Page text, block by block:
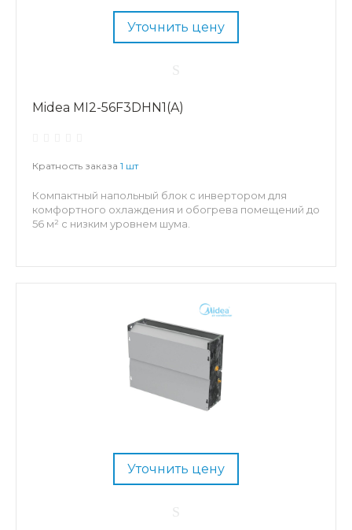
Уточнить цену
Midea MI2-56F3DHN1(A)
Кратность заказа 1 шт
Компактный напольный блок с инвертором для
комфортного охлаждения и обогрева помещений до
56 м² с низким уровнем шума.
Уточнить цену